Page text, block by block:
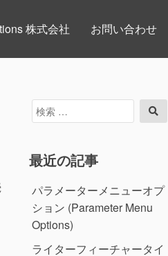
株式会社 お問い合わせ
検
索
索
最近の記事
パラメーターメニューオプ
ション (Parameter Menu
Options)
ライターフィーチャータイ